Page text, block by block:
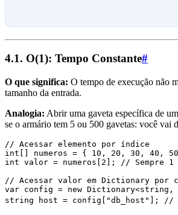
4.1. O(1): Tempo Constante#
O que significa: O tempo de execução não
tamanho da entrada.
Analogia: Abrir uma gaveta específica de
se o armário tem 5 ou 500 gavetas: você vai
// Acessar elemento por índice
int [] numeros = { 10 , 20 , 30 , 40 , 50
int valor = numeros [ 2 ];
// Sempre 1
// Acessar valor em Dictionary por
var config = new Dictionary<string ,
string host = config [ "db_host " ]; //